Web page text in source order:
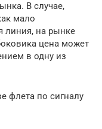
В случае,
мало
линия, на рынке
цена может
в одну из
флета по сигналу